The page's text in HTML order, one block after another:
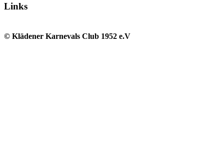
Links
© Klädener Karnevals Club 1952 e.V